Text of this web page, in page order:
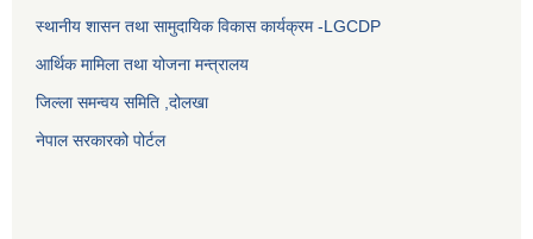
स्थानीय शासन तथा सामुदायिक विकास कार्यक्रम -LGCDP
आर्थिक मामिला तथा योजना मन्त्रालय
जिल्ला समन्वय समिति ,दोलखा
नेपाल सरकारको पोर्टल